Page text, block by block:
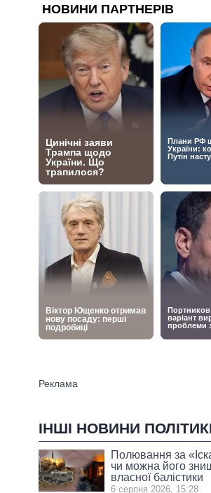
ІНШІ НОВИНИ
Полювання за
чи можна його
власної балістики
6 серпня 2026, 15:28